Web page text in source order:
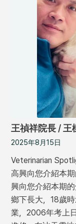
王禎祥院長 / 王
2025年8月15日
Veterinarian
高興向您介紹本
興向您介紹本期
鄉下長大，18歲
業，2006年考上